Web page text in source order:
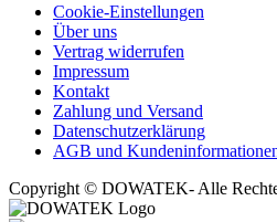
Cookie-Einstellungen
Über uns
Vertrag widerrufen
Impressum
Kontakt
Zahlung und Versand
Datenschutzerklärung
AGB und
Copyright © DOWATEK- Alle